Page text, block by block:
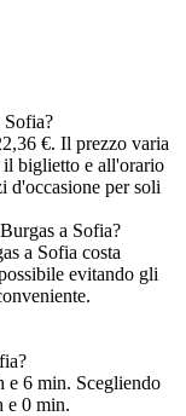
Sofia?
€. Il prezzo varia
il biglietto e all'orario
d'occasione per soli
a Sofia?
a Sofia costa
evitando gli
e 6 min. Scegliendo
e 0 min.